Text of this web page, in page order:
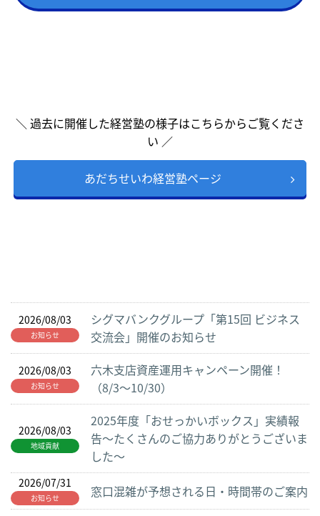
＼ 過去に開催した経営塾の様子はこちらからご覧くださ
い ／
あだちせいわ経営塾ページ
2026/08/03
お知らせ
シグマバンクグループ「第15回 ビジネス
交流会」開催のお知らせ
2026/08/03
お知らせ
六木支店資産運用キャンペーン開催！
（8/3～10/30）
2026/08/03
地域貢献
2025年度「おせっかいボックス」実績報
告～たくさんのご協力ありがとうございま
した～
2026/07/31
お知らせ 窓口混雑が予想される日・時間帯のご案内